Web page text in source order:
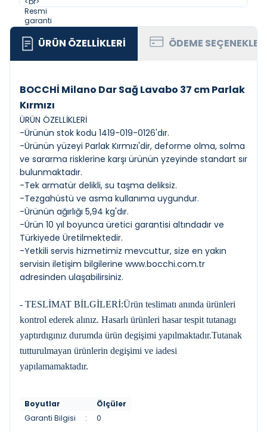
ÜRÜN ÖZELLIKLERI ÖDEME
BOCCHİ Milano Dar Sağ Lavabo 37 cm Parlak
Kırmızı
ÜRÜN ÖZELLİKLERİ
-Ürünün stok kodu 1419-019-0126'dır.
-Ürünün yüzeyi Parlak Kırmızı'dir, deforme olma, solma
ve sararma risklerine karşı ürünün yzeyinde standart sır
bulunmaktadır.
-Tek armatür delikli, su taşma deliksiz.
-Tezgahüstü ve asma kullanıma uygundur.
-Ürünün ağırlığı 5,94 kg'dır.
-Ürün 10 yıl boyunca üretici garantisi altındadır ve
Türkiyede Üretilmektedir.
-Yetkili servis hizmetimiz mevcuttur, size en yakın
servisin iletişim bilgilerine www.bocchi.com.tr
adresinden ulaşabilirsiniz.
- TESLİMAT BİLGİLERİ:Ürün teslimatı anında ürünleri
kontrol ederek alınız. Hasarlı ürünleri hasar tespit tutanagı
yaptırdıgınız durumda ürün degişimi yapılmaktadır.Tutanak
tutturulmayan ürünlerin degişimi ve iadesi
yapılamamaktadır.
Boyutlar
Ölçüler
Garanti Bilgisi
: 0